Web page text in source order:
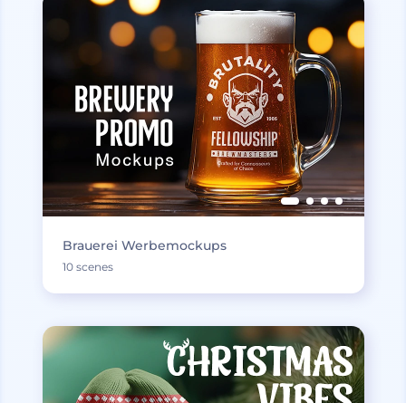
Brauerei Werbemockups
10 scenes